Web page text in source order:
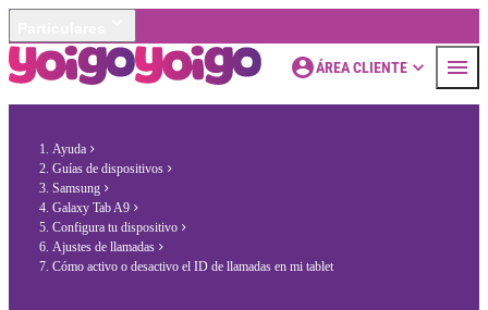
ÁREA CLIENTE
Ayuda
Guías de dispositivos
Samsung
Galaxy Tab A9
Configura tu dispositivo
Ajustes de llamadas
Cómo activo o desactivo el ID de llamadas en mi tablet